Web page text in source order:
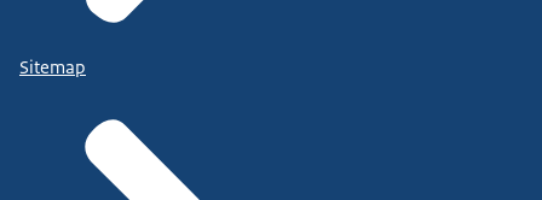
Sitemap